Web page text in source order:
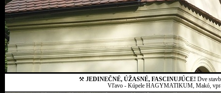
⚒ JEDINEČNÉ, ÚŽASNÉ, FASCINUJÚCE! Dve
Vľavo - Kúpele HAGYMATIKUM, Makó,